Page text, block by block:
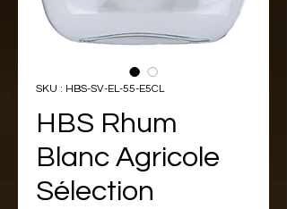
SKU : HBS-SV-EL-55-E5CL
HBS Rhum
Blanc Agricole
Sélection